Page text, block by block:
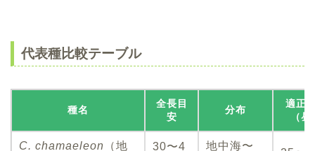
代表種比較テーブル
種名
全長目
安
分布
適正
（
C. chamaeleon （地
30〜4
地中海〜